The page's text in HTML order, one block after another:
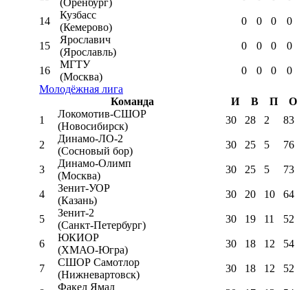
(Оренбург)
14
Кузбасс
(Кемерово)
0 0 0 0
15
Ярославич
(Ярославль)
0 0 0 0
16
МГТУ
(Москва)
0 0 0
0
Молодёжная лига
Команда
И В П
О
1
Локомотив-CШОР
(Новосибирск)
30 28 2 83
2
Динамо-ЛО-2
(Сосновый бор)
30 25 5 76
3
Динамо-Олимп
(Москва)
30 25 5 73
4
Зенит-УОР
(Казань)
30 20 10 64
5
Зенит-2
(Санкт-Петербург)
30 19 11 52
6
ЮКИОР
(ХМАО-Югра)
30 18 12 54
7
СШОР Самотлор
(Нижневартовск)
30 18 12 52
Факел Ямал